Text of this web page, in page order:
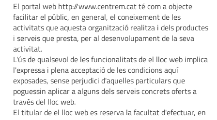
El portal web http://www.centrem.cat té com a objecte
facilitar el públic, en general, el coneixement de les
activitats que aquesta organització realitza i dels productes
i serveis que presta, per al desenvolupament de la seva
activitat.
L'ús de qualsevol de les funcionalitats de el lloc web implica
l'expressa i plena acceptació de les condicions aquí
exposades, sense perjudici d'aquelles particulars que
poguessin aplicar a alguns dels serveis concrets oferts a
través del lloc web.
El titular de el lloc web es reserva la facultat d'efectuar, en